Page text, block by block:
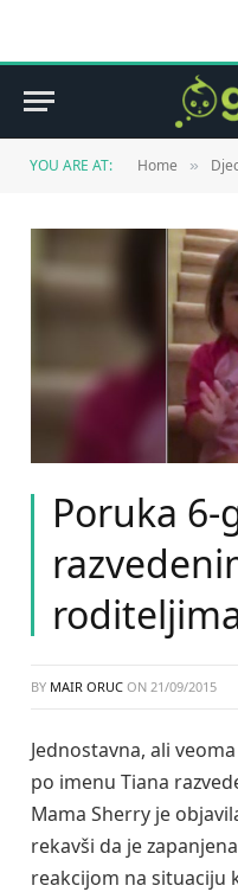
YOU ARE AT: Home »
Poruka
BY MAIR ORUC ON 21/09/2015
Jednostavna, ali
po imenu Tiana
Mama Sherry je
rekavši da je
reakcijom na situaciju